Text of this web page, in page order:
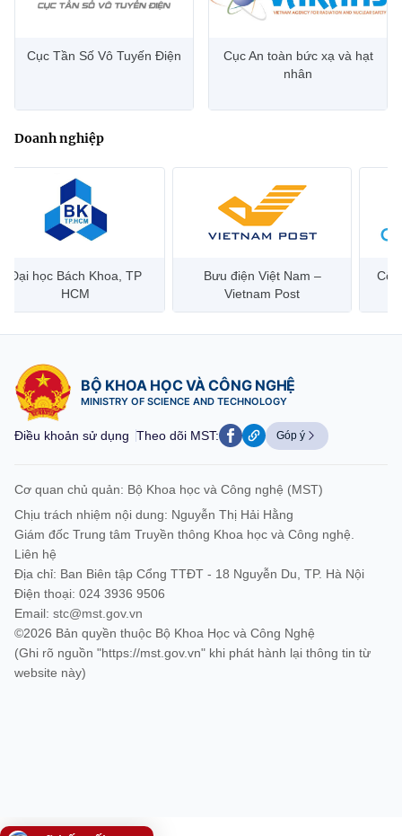
Cục Tần Số Vô Tuyến Điện
Cục An toàn bức xạ và hạt
nhân
Doanh nghiệp
Bưu điện Việt Nam –
Vietnam Post
Công ty Cổ phần Hạ tầng
Viễn Thông CMC
BỘ KHOA HỌC VÀ CÔNG NGHỆ
MINISTRY OF SCIENCE AND TECHNOLOGY
Điều khoản sử dụng Theo dõi MST: Góp ý
Cơ quan chủ quản: Bộ Khoa học và Công nghệ (MST)
Chịu trách nhiệm nội dung: Nguyễn Thị Hải Hằng
Giám đốc Trung tâm Truyền thông Khoa học và Công nghệ.
Liên hệ
Địa chỉ: Ban Biên tập Cổng TTĐT - 18 Nguyễn Du, TP. Hà Nội
Điện thoại: 024 3936 9506
Email: stc@mst.gov.vn
©2026 Bản quyền thuộc Bộ Khoa Học và Công Nghệ
(Ghi rõ nguồn "https://mst.gov.vn" khi phát hành lại thông tin từ
website này)